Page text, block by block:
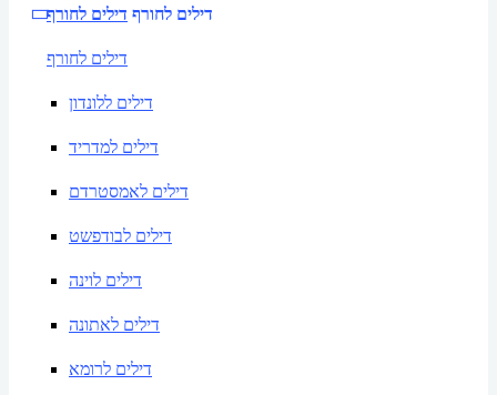
דילים לחורף דילים לחורף
דילים לחורף
דילים ללונדון
דילים למדריד
דילים לאמסטרדם
דילים לבודפשט
דילים לוינה
דילים לאתונה
דילים לרומא